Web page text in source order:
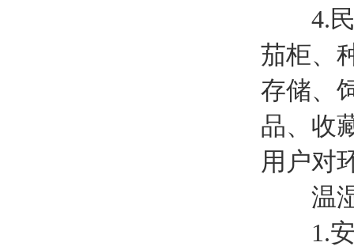
4.民
茄柜、
存储、
品、收
用户对
温湿
1.安